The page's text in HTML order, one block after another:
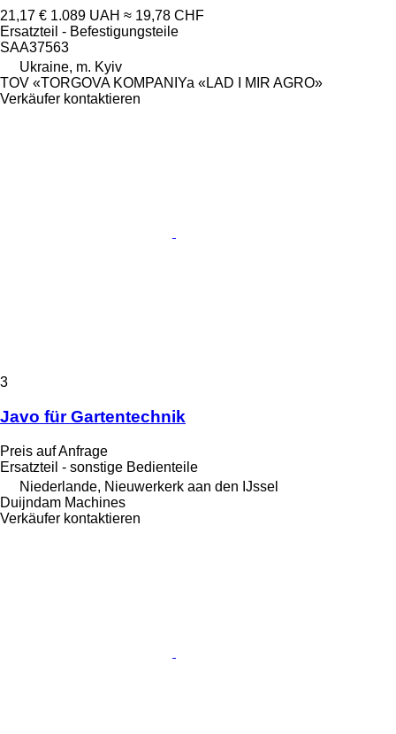
21,17 € 1.089 UAH ≈ 19,78 CHF
Ersatzteil - Befestigungsteile
SAA37563
Ukraine, m. Kyiv
TOV «TORGOVA KOMPANIYa «LAD I MIR AGRO»
Verkäufer kontaktieren
3
Javo für Gartentechnik
Preis auf Anfrage
Ersatzteil - sonstige Bedienteile
Niederlande, Nieuwerkerk aan den IJssel
Duijndam Machines
Verkäufer kontaktieren